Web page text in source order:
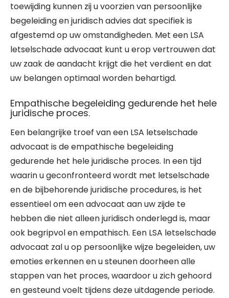
toewijding kunnen zij u voorzien van persoonlijke
begeleiding en juridisch advies dat specifiek is
afgestemd op uw omstandigheden. Met een LSA
letselschade advocaat kunt u erop vertrouwen dat
uw zaak de aandacht krijgt die het verdient en dat
uw belangen optimaal worden behartigd.
Empathische begeleiding gedurende het hele
juridische proces.
Een belangrijke troef van een LSA letselschade
advocaat is de empathische begeleiding
gedurende het hele juridische proces. In een tijd
waarin u geconfronteerd wordt met letselschade
en de bijbehorende juridische procedures, is het
essentieel om een advocaat aan uw zijde te
hebben die niet alleen juridisch onderlegd is, maar
ook begripvol en empathisch. Een LSA letselschade
advocaat zal u op persoonlijke wijze begeleiden, uw
emoties erkennen en u steunen doorheen alle
stappen van het proces, waardoor u zich gehoord
en gesteund voelt tijdens deze uitdagende periode.